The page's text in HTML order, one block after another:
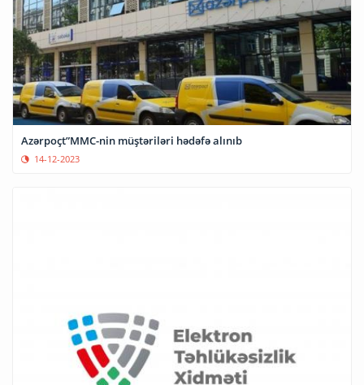
Azərpoçt”MMC-nin müştəriləri hədəfə alınıb
14-12-2023